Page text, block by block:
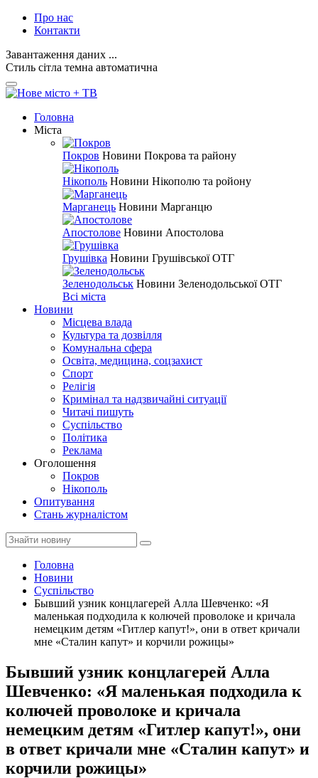
Про нас
Контакти
Завантаження даних ...
Стиль сітла темна автоматична
Головна
Міста
Покров Новини Покрова та району
Нікополь Новини Нікополю та ройону
Марганець Новини Марганцю
Апостолове Новини Апостолова
Грушівка Новини Грушівської ОТГ
Зеленодольськ Новини Зеленодольської ОТГ
Всі міста
Новини
Місцева влада
Культура та дозвілля
Комунальна сфера
Освіта, медицина, соцзахист
Спорт
Релігія
Кримінал та надзвичайні ситуації
Читачі пишуть
Суспільство
Політика
Реклама
Оголошення
Покров
Нікополь
Опитування
Стань журналістом
Головна
Новини
Суспільство
Бывший узник концлагерей Алла Шевченко: «Я
маленькая подходила к колючей проволоке и кричала
немецким детям «Гитлер капут!», они в ответ кричали
мне «Сталин капут» и корчили рожицы»
Бывший узник концлагерей Алла
Шевченко: «Я маленькая подходила к
колючей проволоке и кричала
немецким детям «Гитлер капут!», они
в ответ кричали мне «Сталин капут» и
корчили рожицы»